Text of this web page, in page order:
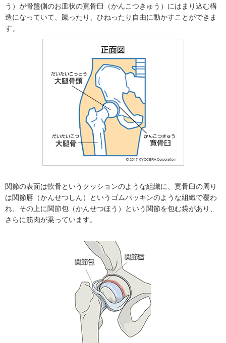
う）が骨盤側のお皿状の寛骨臼（かんこつきゅう）にはまり込む構
造になっていて、蹴ったり、ひねったり自由に動かすことができま
す。
関節の表面は軟骨というクッションのような組織に、寛骨臼の周り
は関節唇（かんせつしん）というゴムパッキンのような組織で覆わ
れ、その上に関節包（かんせつほう）という関節を包む袋があり、
さらに筋肉が乗っています。